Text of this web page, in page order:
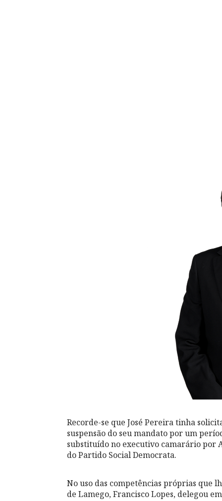
Recorde-se que José Pereira tinha
suspensão do seu mandato por um
substituído no executivo camarário por
do Partido Social Democrata.
No uso das competências próprias que
de Lamego, Francisco Lopes, delegou